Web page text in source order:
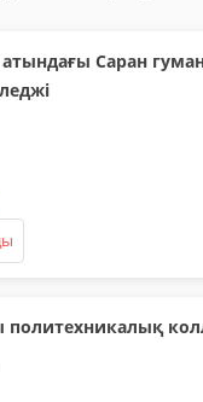
Саран
политехникалық